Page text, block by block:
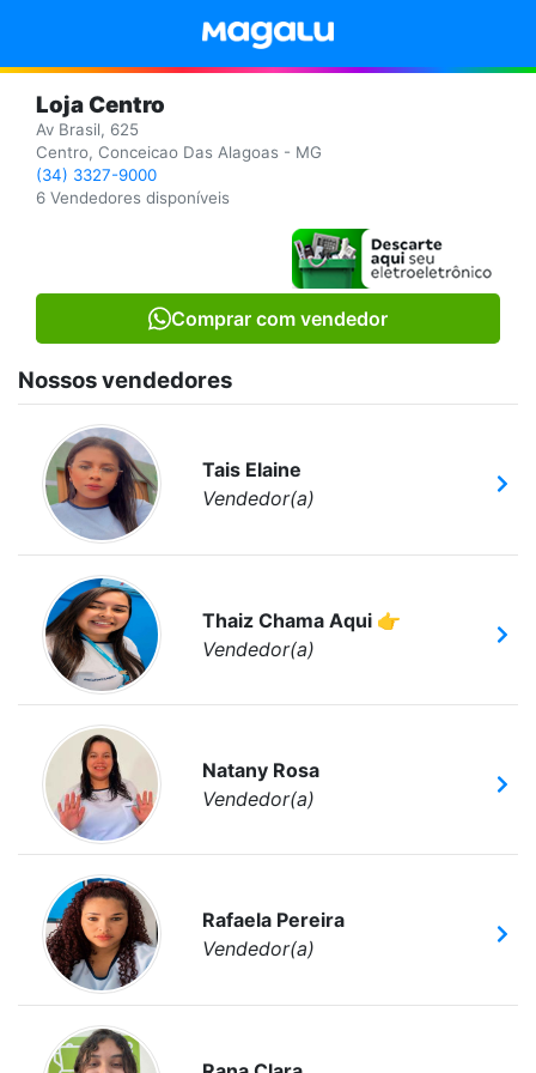
Loja Centro
Av Brasil, 625
Centro, Conceicao Das Alagoas - MG
(34) 3327-9000
6 Vendedores disponíveis
Comprar com vendedor
Nossos vendedores
Tais Elaine
Vendedor(a)
Thaiz Chama Aqui 👉
Vendedor(a)
Natany Rosa
Vendedor(a)
Rafaela Pereira
Vendedor(a)